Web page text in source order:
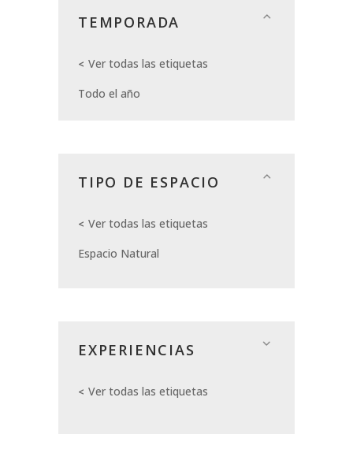
TEMPORADA
Ver todas las etiquetas
Todo el año
TIPO DE ESPACIO
Ver todas las etiquetas
Espacio Natural
EXPERIENCIAS
Ver todas las etiquetas